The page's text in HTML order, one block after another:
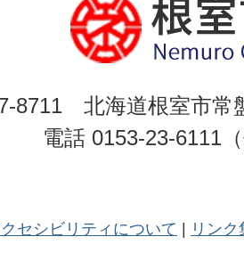
8711 北海道根室市常
電話 0153-23-6111
セシビリティについて リンク